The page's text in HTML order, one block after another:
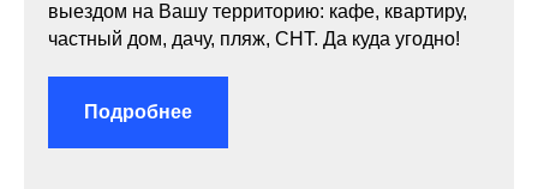
выездом на Вашу территорию: кафе, квартиру,
частный дом, дачу, пляж, СНТ. Да куда угодно!
Подробнее